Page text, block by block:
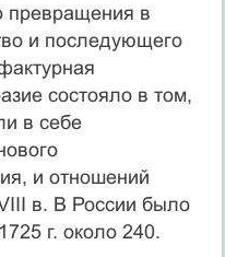
превращения в
и последующего
состояло в том,
в себе
и отношений
в. В России было
г. около 240.